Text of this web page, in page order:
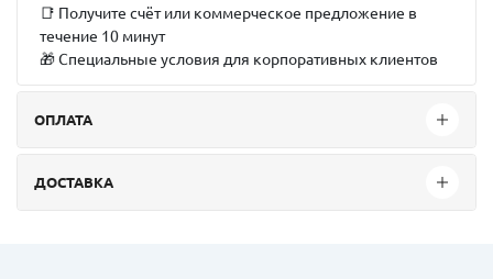
📑 Получите счёт или коммерческое предложение в
течение 10 минут
🎁 Специальные условия для корпоративных клиентов
ОПЛАТА
ДОСТАВКА